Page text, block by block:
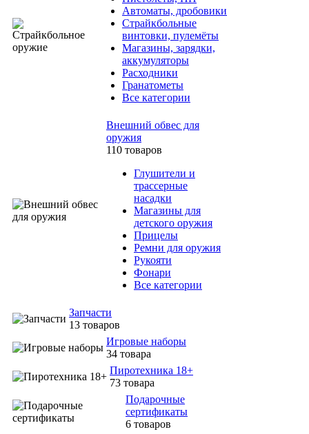
Автоматы, дробовики
Страйкбольные
винтовки, пулемёты
Магазины, зарядки,
аккумуляторы
Расходники
Гранатометы
Все категории
Внешний обвес для
оружия
110 товаров
Глушители и
трассерные
насадки
Магазины для
детского оружия
Прицелы
Ремни для оружия
Рукояти
Фонари
Все категории
Запчасти
13 товаров
Игровые наборы
34 товара
Пиротехника 18+
73 товара
Подарочные
сертификаты
6 товаров